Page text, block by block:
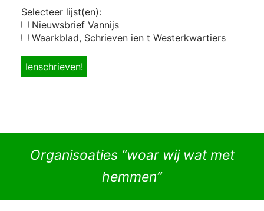
Selecteer lijst(en):
Nieuwsbrief Vannijs
Waarkblad, Schrieven ien t Westerkwartiers
Organisoaties “woar wij wat met
hemmen”